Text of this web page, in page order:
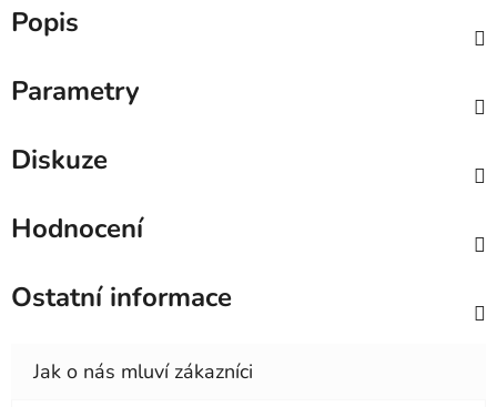
Popis
Parametry
Diskuze
Hodnocení
Ostatní informace